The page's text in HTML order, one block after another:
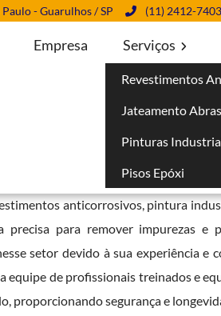
- Guarulhos / SP (11) 2412-7403
Empresa Serviços
Revestimentos
Jateamento
Pinturas
Pisos Epóxi
Campinas
bem qualificada
anticorrosivos, pintura
precisa para remover impurezas e
setor devido à sua experiência e
equipe de profissionais treinados e
proporcionando segurança e